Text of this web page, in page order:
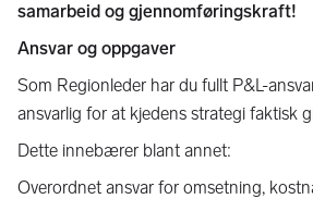
samarbeid og gjennomføringskraft!
Ansvar og oppgaver
Som Regionleder har du fullt P&L-
ansvarlig for at kjedens strategi faktisk
Dette innebærer blant annet:
Overordnet ansvar for omsetning,